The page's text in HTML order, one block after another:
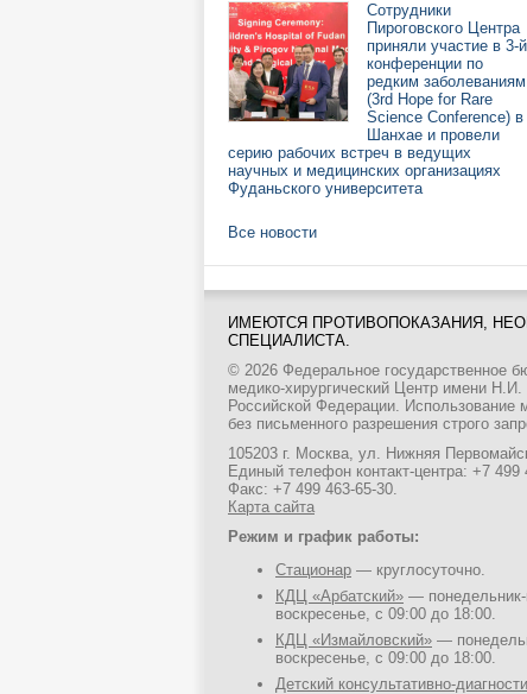
Сотрудники
Пироговского Центра
приняли участие в 3-й
конференции по
редким заболеваниям
(3rd Hope for Rare
Science Conference) в
Шанхае и провели
серию рабочих встреч в ведущих
научных и медицинских организациях
Фуданьского университета
Все новости
ИМЕЮТСЯ ПРОТИВОПОКАЗАНИЯ,
СПЕЦИАЛИСТА.
© 2026 Федеральное государственное
медико-хирургический Центр имени
Российской Федерации. Использование
без письменного разрешения строго
105203 г. Москва, ул. Нижняя
Единый телефон контакт-центра: +7 499
Факс: +7 499 463-65-30.
Карта сайта
Режим и график работы:
Стационар — круглосуточно.
КДЦ «Арбатский» — понедельник-
воскресенье, с 09:00 до 18:00.
КДЦ «Измайловский» —
воскресенье, с 09:00 до 18:00.
Детский консультативно-